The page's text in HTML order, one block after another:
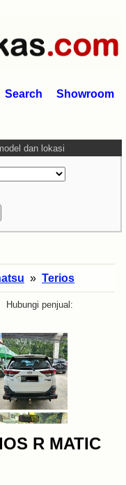
Search
Showroom
dan lokasi
» Terios
penjual:
R MATIC